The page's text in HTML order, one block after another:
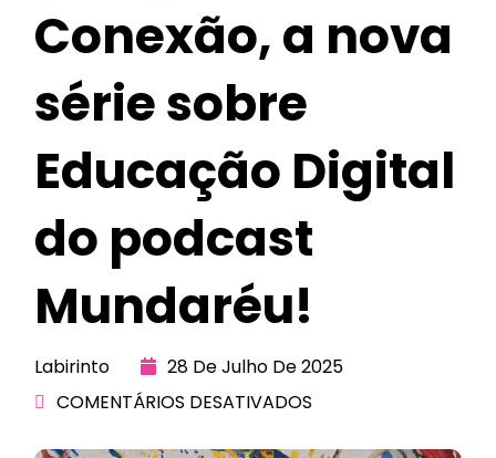
Conexão, a nova
série sobre
Educação Digital
do podcast
Mundaréu!
Labirinto
28 De Julho De 2025
COMENTÁRIOS DESATIVADOS